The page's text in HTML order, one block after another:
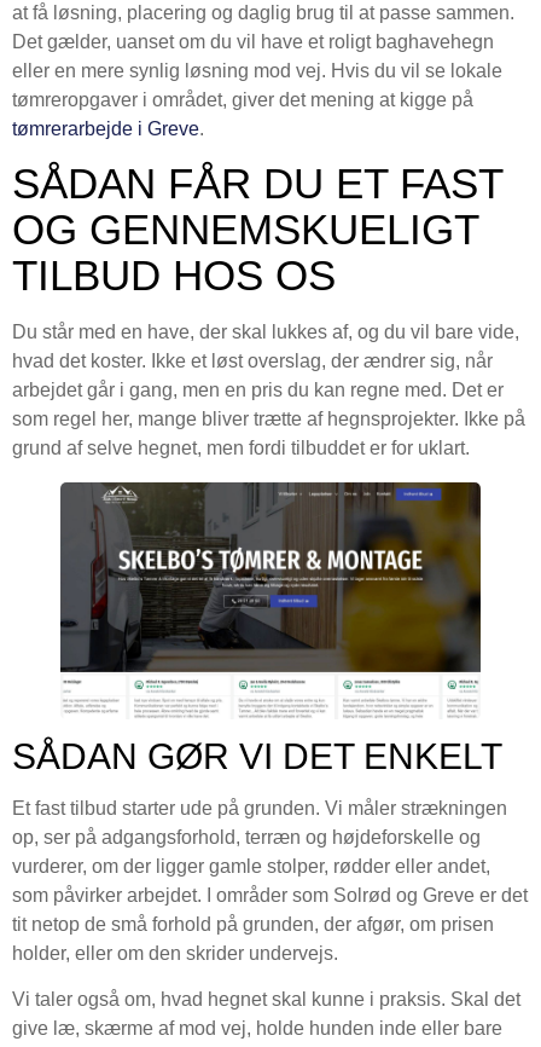
at få løsning, placering og daglig brug til at passe sammen.
Det gælder, uanset om du vil have et roligt baghavehegn
eller en mere synlig løsning mod vej. Hvis du vil se lokale
tømreropgaver i området, giver det mening at kigge på
tømrerarbejde i Greve.
SÅDAN FÅR DU ET FAST
OG GENNEMSKUELIGT
TILBUD HOS OS
Du står med en have, der skal lukkes af, og du vil bare vide,
hvad det koster. Ikke et løst overslag, der ændrer sig, når
arbejdet går i gang, men en pris du kan regne med. Det er
som regel her, mange bliver trætte af hegnsprojekter. Ikke på
grund af selve hegnet, men fordi tilbuddet er for uklart.
SÅDAN GØR VI DET ENKELT
Et fast tilbud starter ude på grunden. Vi måler strækningen
op, ser på adgangsforhold, terræn og højdeforskelle og
vurderer, om der ligger gamle stolper, rødder eller andet,
som påvirker arbejdet. I områder som Solrød og Greve er det
tit netop de små forhold på grunden, der afgør, om prisen
holder, eller om den skrider undervejs.
Vi taler også om, hvad hegnet skal kunne i praksis. Skal det
give læ, skærme af mod vej, holde hunden inde eller bare